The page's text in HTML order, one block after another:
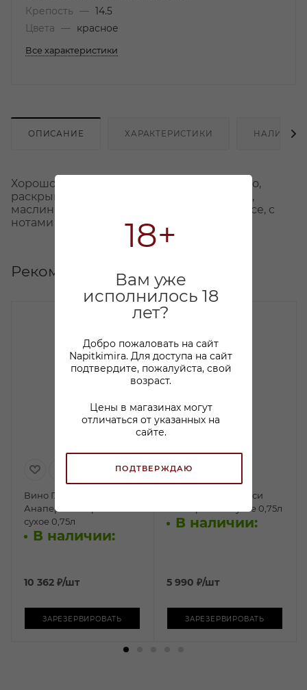
18+
Вам уже
исполнилось 18
лет?
Добро пожаловать на сайт
Napitkimira. Для доступа на сайт
подтвердите, пожалуйста, свой
возраст.
Цены в магазинах могут
отличаться от указанных на
сайте.
ПОДТВЕРЖДАЮ
Крепость
— 14.5
Цвета
— красное
Все характеристики
ОПИСАНИЕ ХАРАКТЕРИСТИКИ НАЛИЧИЕ
Хорошо сбалансированное танинное вино,
раскрывается мощными ароматами кожи,
маслин, черники и сливы. Плотное во вкусе, с
нотами фруктов и ароматом дуба.
Рекомендуем
Вино Глейцер
Анаперенна красное
сухое 0,75л
В наличии:
10 362 ₽/шт
ЗАРЕЗЕРВИРОВАТЬ
Вино Ту Хендс Секси
Бист красное сухое 0,75л
В наличии:
5 990 ₽/шт
ЗАРЕЗЕРВИРОВАТЬ